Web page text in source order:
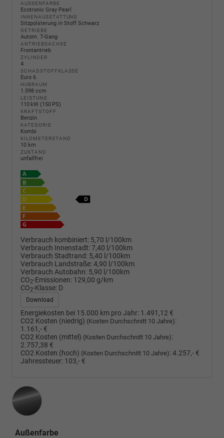
AUSSENFARBE
Ecotronic Gray Pearl
INNENAUSSTATTUNG
Sitzpolsterung in Stoff Schwarz
GETRIEBE
Autom. 7-Gang
ANTRIEBSACHSE
Frontantrieb
ZYLINDER
4
SCHADSTOFFKLASSE
Euro 6
HUBRAUM
1.598 ccm
LEISTUNG
110 kW (150 PS)
KRAFTSTOFF
Benzin
KATEGORIE
Kombi
KILOMETERSTAND
10 km
ZUSTAND
unfallfrei
Verbrauch kombiniert: 5,70 l/100km
Verbrauch Innenstadt:7,40 l/100km
Verbrauch Stadtrand: 5,40 l/100km
Verbrauch Landstraße:4,90 l/100km
Verbrauch Autobahn: 5,90 l/100km
CO2-Emissionen: 129,00 g/km
CO2-Klasse: D
Download
Energiekosten bei 15.000 km pro Jahr: 1.491,12 €
CO2 Kosten (niedrig) (Kosten Durchschnitt 10 Jahre):
1.161,- €
CO2 Kosten (mittel) (Kosten Durchschnitt 10 Jahre):
2.757,38 €
CO2 Kosten (hoch) (Kosten Durchschnitt 10 Jahre):4.257,- €
Jahressteuer: 103,- €
Außenfarbe